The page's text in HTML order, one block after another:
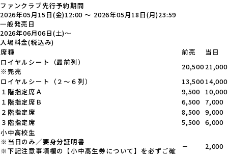
ファンクラブ先行予約期間
2026年05月15日(金)12:00 ～ 2026年05月18日(月)23:59
一般発売日
2026年06月06日(土)〜
入場料金(税込み)
席種
前売
当日
ロイヤルシート（最前列）
※完売
20,50021,000
ロイヤルシート（２～６列）
13,50014,000
１階指定席Ａ
9,500 10,000
１階指定席Ｂ
6,500 7,000
２階指定席
8,500 9,000
３階指定席
5,500 6,000
小中高校生
※当日のみ／要身分証明書
※下記注意事項欄の【小中高生券について】を必ずご確
－ 2,000